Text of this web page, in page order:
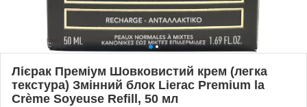
Лієрак Преміум Шовковистий крем (легка
текстура) Змінний блок Lierac Premium la
Crème Soyeuse Refill, 50 мл